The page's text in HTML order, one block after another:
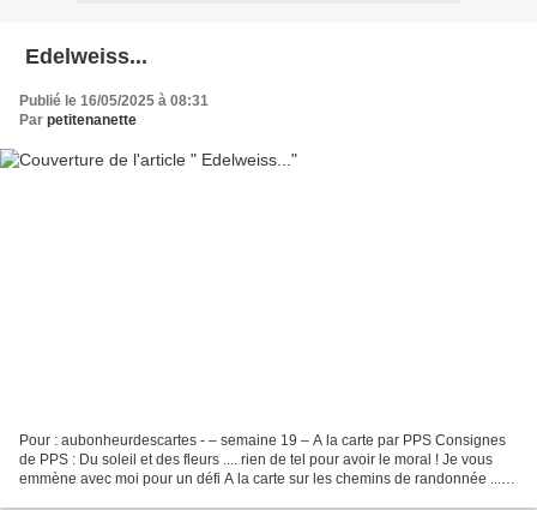
Edelweiss...
Publié le 16/05/2025 à 08:31
Par petitenanette
Pour : aubonheurdescartes - – semaine 19 – A la carte par PPS Consignes
de PPS : Du soleil et des fleurs .... rien de tel pour avoir le moral ! Je vous
emmène avec moi pour un défi A la carte sur les chemins de randonnée ... à